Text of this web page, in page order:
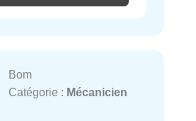
Bom
Catégorie : Mécanicien